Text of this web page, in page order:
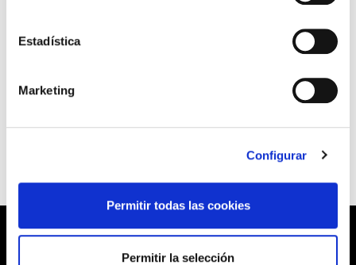
Estadística
Marketing
Configurar
Permitir todas las cookies
Permitir la selección
En la presentación del informe han participado
también, Mikel Noval y Julene Gabiola,